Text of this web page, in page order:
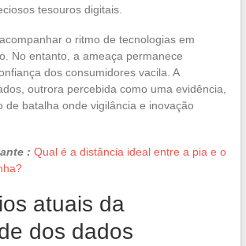
tesouros digitais.
o ritmo de tecnologias em
No entanto, a ameaça permanece
dos consumidores vacila. A
outrora percebida como uma evidência,
de batalha onde vigilância e inovação
: Qual é a distância ideal entre a pia e o
atuais da
dos dados